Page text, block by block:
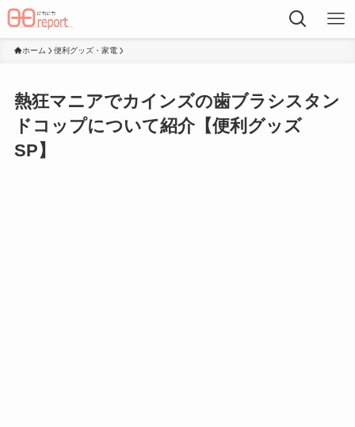
ホーム 便利グッズ・家電
熱狂マニアでカインズの歯ブラシスタン
ドコップについて紹介【便利グッズ
SP】